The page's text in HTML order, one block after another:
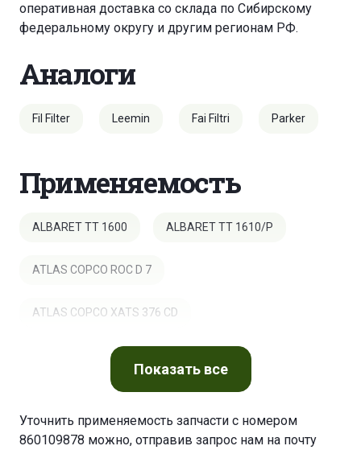
оперативная доставка со склада по Сибирскому
федеральному округу и другим регионам РФ.
Аналоги
Fil Filter Leemin Fai Filtri Parker
Применяемость
ALBARET TT 1600 ALBARET TT 1610/P
ATLAS COPCO ROC D 7
ATLAS COPCO XATS 376 CD
BAUER MASCHINEN BG 18
CATERPILLAR 120 H CATERPILLAR 120 HK
Показатьвсе
Уточнить применяемость запчасти с номером
860109878 можно, отправив запрос нам на почту